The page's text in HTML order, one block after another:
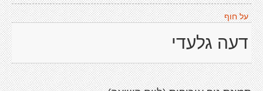
על חוף
דעה גלעדי